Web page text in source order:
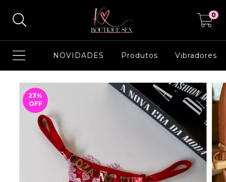
0
NOVIDADES Produtos Vibradores
23%
OFF